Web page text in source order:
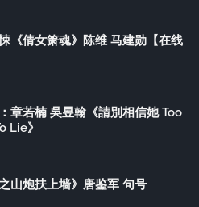
《倩女箫魂》陈维 马建勋【在线
章若楠 吳昱翰《請別相信她 Too
Lie》
山炮扶上墙》唐鉴军 句号